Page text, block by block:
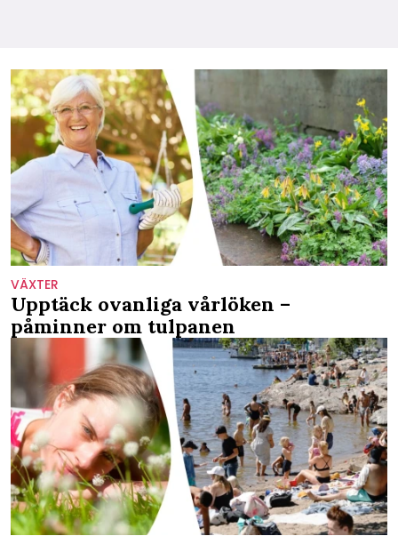
VÄXTER
Upptäck ovanliga vårlöken –
påminner om tulpanen